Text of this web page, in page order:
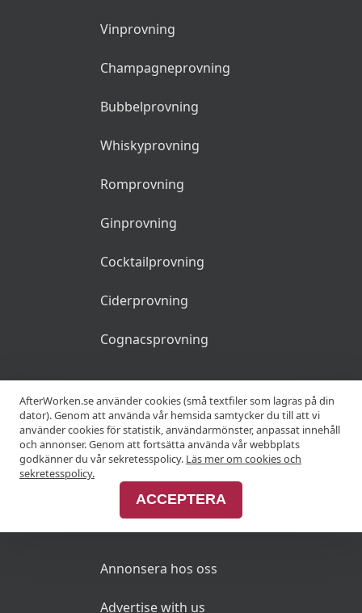
Vinprovning
Champagneprovning
Bubbelprovning
Whiskyprovning
Romprovning
Ginprovning
Cocktailprovning
Ciderprovning
Cognacsprovning
KRÖGARE
Anslut din restaurang
Annonsera hos oss
Advertise with us
AfterWorken.se använder cookies (små textfiler som lagras på din
dator). Genom att använda vår hemsida samtycker du till att vi
använder cookies för statistik, användarmönster, anpassat innehåll
och annonser. Genom att fortsätta använda vår webbplats
godkänner du vår sekretesspolicy. Läs mer om cookies och
sekretesspolicy.
ACCEPTERA